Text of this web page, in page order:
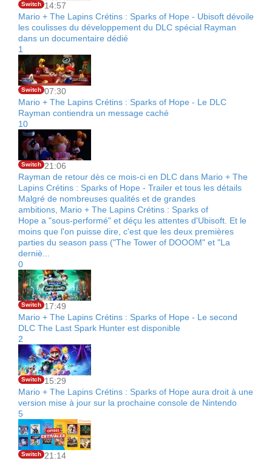
Switch 14:57
Mario + The Lapins Crétins : Sparks of Hope - Ubisoft dévoile
les coulisses du développement du DLC spécial Rayman
dans un documentaire dédié
1
Switch 07:30
Mario + The Lapins Crétins : Sparks of Hope - Le DLC
Rayman contiendra un message caché
10
Switch 21:06
Rayman de retour dès ce mois-ci en DLC dans Mario + The
Lapins Crétins : Sparks of Hope - Trailer et tous les détails
Malgré de nombreuses qualités et de grandes
ambitions, Mario + The Lapins Crétins : Sparks of
Hope a "sous-performé" et déçu les attentes d'Ubisoft. Et le
moins que l'on puisse dire, c'est que les deux premières
parties du season pass ("The Tower of DOOOM" et "La
derniè...
0
Switch 17:49
Mario + The Lapins Crétins : Sparks of Hope - Le second
DLC The Last Spark Hunter est disponible
2
Switch 15:29
Mario + The Lapins Crétins : Sparks of Hope aura droit à une
version mise à jour sur la prochaine console de Nintendo
5
Switch 21:14